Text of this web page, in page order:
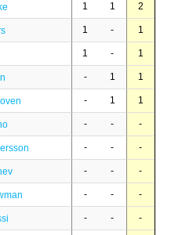
1 1 2
1 - 1
1 - 1
- 1 1
- 1 1
- - -
- - -
- - -
- - -
- - -